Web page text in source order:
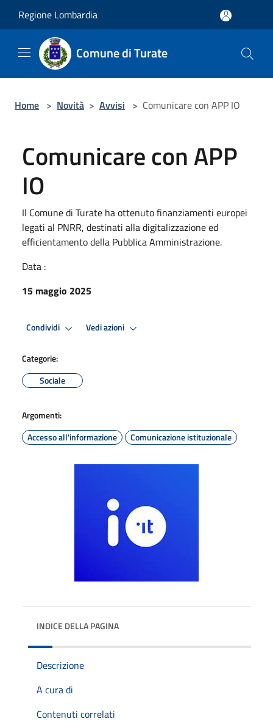
Regione Lombardia
Comune di Turate
Home > Novità > Avvisi > Comunicare con APP IO
Comunicare con APP
IO
Il Comune di Turate ha ottenuto finanziamenti europei
legati al PNRR, destinati alla digitalizzazione ed
efficientamento della Pubblica Amministrazione.
Data :
15 maggio 2025
Condividi Vedi azioni
Categorie:
Sociale
Argomenti:
Accesso all'informazione
Comunicazione istituzionale
INDICE DELLA PAGINA
Descrizione
A cura di
Contenuti correlati